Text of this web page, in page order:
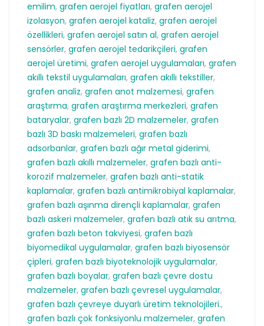
emilim, grafen aerojel fiyatları, grafen aerojel
izolasyon, grafen aerojel kataliz, grafen aerojel
özellikleri, grafen aerojel satın al, grafen aerojel
sensörler, grafen aerojel tedarikçileri, grafen
aerojel üretimi, grafen aerojel uygulamaları, grafen
akıllı tekstil uygulamaları, grafen akıllı tekstiller,
grafen analiz, grafen anot malzemesi, grafen
araştırma, grafen araştırma merkezleri, grafen
bataryalar, grafen bazlı 2D malzemeler, grafen
bazlı 3D baskı malzemeleri, grafen bazlı
adsorbanlar, grafen bazlı ağır metal giderimi,
grafen bazlı akıllı malzemeler, grafen bazlı anti-
korozif malzemeler, grafen bazlı anti-statik
kaplamalar, grafen bazlı antimikrobiyal kaplamalar,
grafen bazlı aşınma dirençli kaplamalar, grafen
bazlı askeri malzemeler, grafen bazlı atık su arıtma,
grafen bazlı beton takviyesi, grafen bazlı
biyomedikal uygulamalar, grafen bazlı biyosensör
çipleri, grafen bazlı biyoteknolojik uygulamalar,
grafen bazlı boyalar, grafen bazlı çevre dostu
malzemeler, grafen bazlı çevresel uygulamalar,
grafen bazlı çevreye duyarlı üretim teknolojileri.,
grafen bazlı çok fonksiyonlu malzemeler, grafen